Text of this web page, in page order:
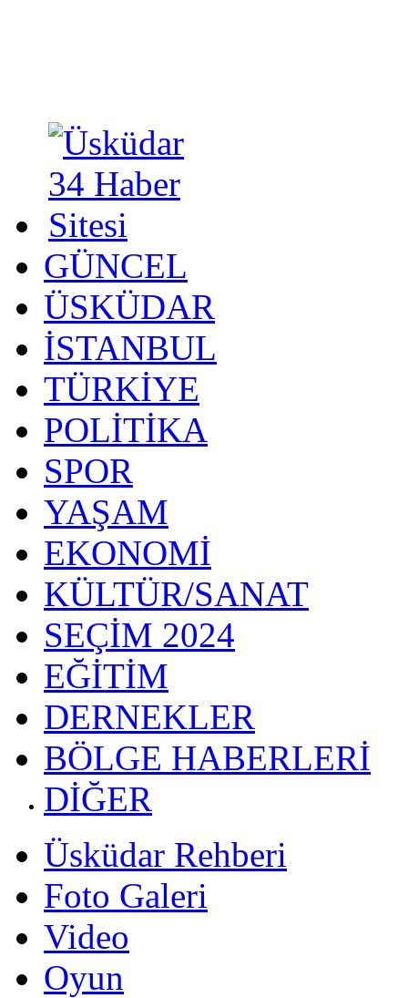
GÜNCEL
ÜSKÜDAR
İSTANBUL
TÜRKİYE
POLİTİKA
SPOR
YAŞAM
EKONOMİ
KÜLTÜR/SANAT
SEÇİM 2024
EĞİTİM
DERNEKLER
BÖLGE HABERLERİ
DİĞER
Üsküdar Rehberi
Foto Galeri
Video
Oyun